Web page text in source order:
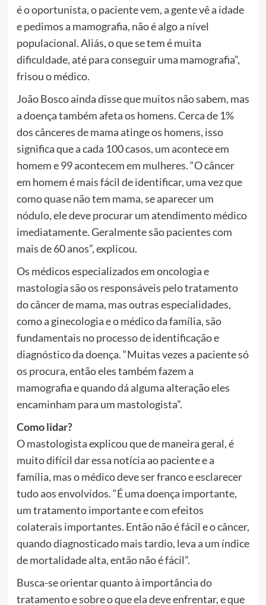
é o oportunista, o paciente vem, a gente vê a idade
e pedimos a mamografia, não é algo a nível
populacional. Aliás, o que se tem é muita
dificuldade, até para conseguir uma mamografia”,
frisou o médico.
João Bosco ainda disse que muitos não sabem, mas
a doença também afeta os homens. Cerca de 1%
dos cânceres de mama atinge os homens, isso
significa que a cada 100 casos, um acontece em
homem e 99 acontecem em mulheres. “O câncer
em homem é mais fácil de identificar, uma vez que
como quase não tem mama, se aparecer um
nódulo, ele deve procurar um atendimento médico
imediatamente. Geralmente são pacientes com
mais de 60 anos”, explicou.
Os médicos especializados em oncologia e
mastologia são os responsáveis pelo tratamento
do câncer de mama, mas outras especialidades,
como a ginecologia e o médico da família, são
fundamentais no processo de identificação e
diagnóstico da doença. “Muitas vezes a paciente só
os procura, então eles também fazem a
mamografia e quando dá alguma alteração eles
encaminham para um mastologista”.
Como lidar?
O mastologista explicou que de maneira geral, é
muito difícil dar essa notícia ao paciente e a
família, mas o médico deve ser franco e esclarecer
tudo aos envolvidos. “É uma doença importante,
um tratamento importante e com efeitos
colaterais importantes. Então não é fácil e o câncer,
quando diagnosticado mais tardio, leva a um índice
de mortalidade alta, então não é fácil”.
Busca-se orientar quanto à importância do
tratamento e sobre o que ela deve enfrentar, e que